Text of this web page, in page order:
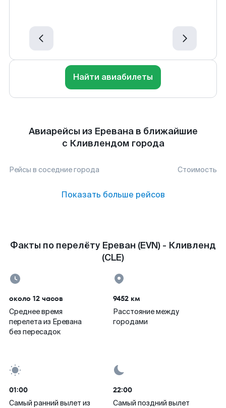
Найти авиабилеты
Авиарейсы из Еревана в ближайшие
с Кливлендом города
Рейсы в соседние города Стоимость
Показать больше рейсов
Факты по перелёту Ереван (EVN) - Кливленд
(CLE)
около 12 часов
Среднее время
перелета из Еревана
без пересадок
9452 км
Расстояние между
городами
01:00
Самый ранний вылет из
22:00
Самый поздний вылет